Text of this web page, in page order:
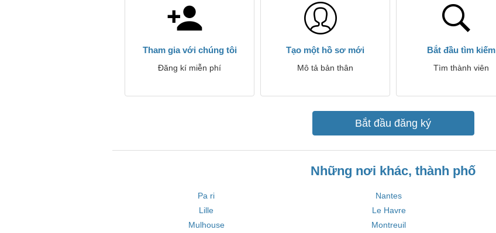
Tham gia với chúng tôi
Đăng kí miễn phí
Tạo một hồ sơ mới
Mô tả bản thân
Bắt đầu tìm kiếm
Tìm thành viên
Bắt đầu đăng ký
Những nơi khác, thành phố
Pa ri Nantes
Lille
Le Havre
Mulhouse
Montreuil